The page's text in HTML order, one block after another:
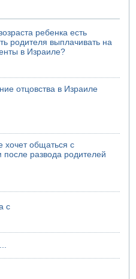
кабинета на
ребенка есть
родителя выплачивать на
в Израиле?
отцовства в Израиле
хочет общаться с
после развода родителей
с